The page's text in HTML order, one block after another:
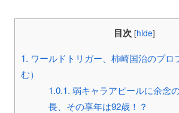
目次 [hide]
1. ワールドトリガー、柿崎国治のプロ
む）
1.0.1. 弱キャラアピールに余念
長、その享年は92歳！？